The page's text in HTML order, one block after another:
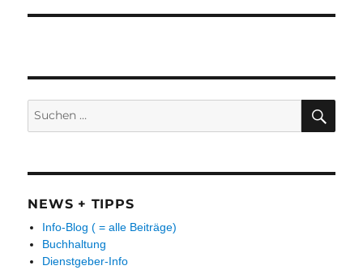
NEWS + TIPPS
Info-Blog ( = alle Beiträge)
Buchhaltung
Dienstgeber-Info